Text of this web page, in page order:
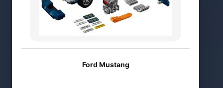
Ford Mustang